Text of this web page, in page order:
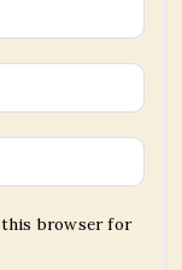
this browser for